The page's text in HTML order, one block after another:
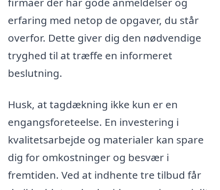
erfaring med netop de opgaver, du står
overfor. Dette giver dig den nødvendige
tryghed til at træffe en informeret
beslutning.
Husk, at tagdækning ikke kun er en
engangsforeteelse. En investering i
kvalitetsarbejde og materialer kan spare
dig for omkostninger og besvær i
fremtiden. Ved at indhente tre tilbud får